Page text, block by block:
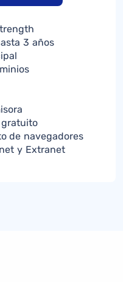
3 años
gratuito
de navegadores
y Extranet